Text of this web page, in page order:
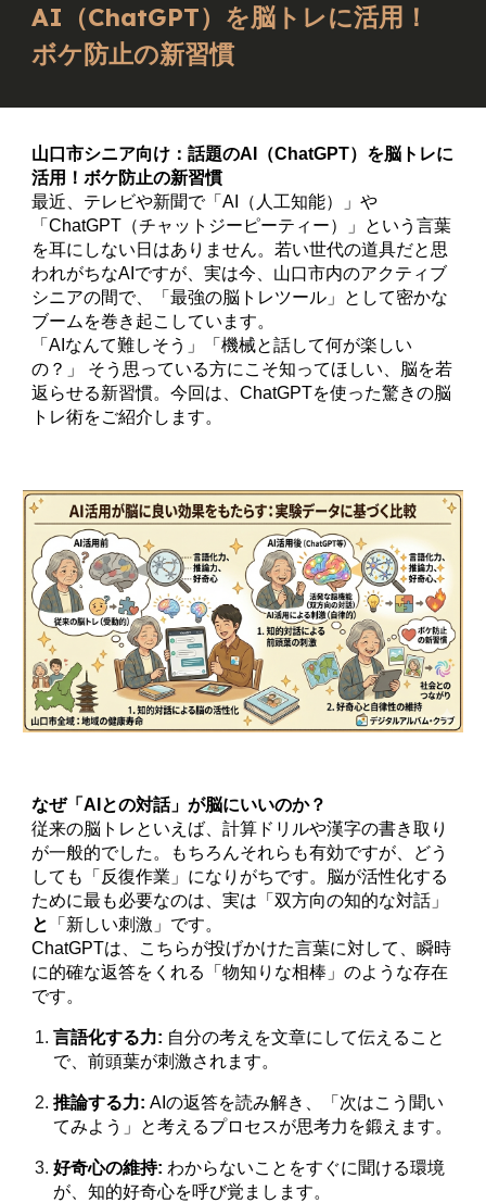
AI（ChatGPT）を脳トレに活用！
ボケ防止の新習慣
山口市シニア向け：話題のAI（ChatGPT）を脳トレに
活用！ボケ防止の新習慣
最近、テレビや新聞で「AI（人工知能）」や
「ChatGPT（チャットジーピーティー）」という言葉
を耳にしない日はありません。若い世代の道具だと思
われがちなAIですが、実は今、山口市内のアクティブ
シニアの間で、「最強の脳トレツール」として密かな
ブームを巻き起こしています。
「AIなんて難しそう」「機械と話して何が楽しい
の？」 そう思っている方にこそ知ってほしい、脳を若
返らせる新習慣。今回は、ChatGPTを使った驚きの脳
トレ術をご紹介します。
なぜ「AIとの対話」が脳にいいのか？
従来の脳トレといえば、計算ドリルや漢字の書き取り
が一般的でした。もちろんそれらも有効ですが、どう
しても「反復作業」になりがちです。脳が活性化する
ために最も必要なのは、実は「双方向の知的な対話」
と
「新しい刺激」です。
ChatGPTは、こちらが投げかけた言葉に対して、瞬時
に的確な返答をくれる「物知りな相棒」のような存在
です。
言語化する力: 自分の考えを文章にして伝えること
で、前頭葉が刺激されます。
推論する力: AIの返答を読み解き、「次はこう聞い
てみよう」と考えるプロセスが思考力を鍛えます。
好奇心の維持: わからないことをすぐに聞ける環境
が、知的好奇心を呼び覚まします。